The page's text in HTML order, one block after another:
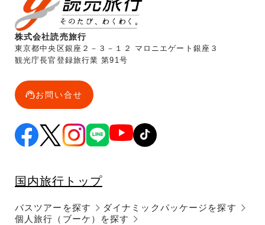
株式会社読売旅行
東京都中央区銀座２－３－１２ マロニエゲート銀座３
観光庁長官登録旅行業 第91号
お問い合せ
国内旅行トップ
バスツアーを探す
個人旅行（ブーケ）を探す
ダイナミックパッケージを探す